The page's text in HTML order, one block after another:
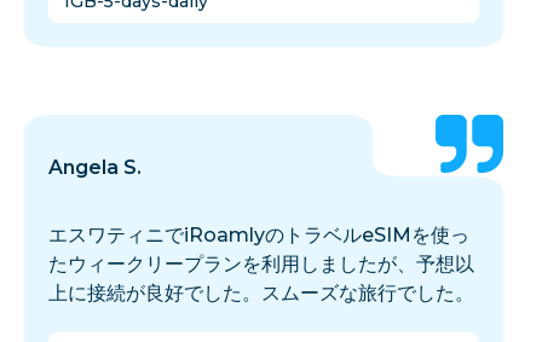
Angela S.
エスワティニでiRoamlyのトラベルeSIMを使っ
たウィークリープランを利用しましたが、予想以
上に接続が良好でした。スムーズな旅行でした。